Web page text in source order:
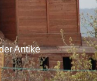
Antike